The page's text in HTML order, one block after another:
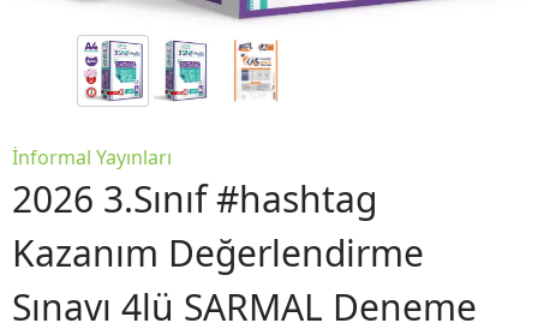
İnformal Yayınları
2026 3.Sınıf #hashtag
Kazanım Değerlendirme
Sınavı 4lü SARMAL Deneme